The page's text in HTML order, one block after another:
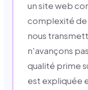
un site web
complexité de
nous
n'avançons
qualité prime
est expliquée